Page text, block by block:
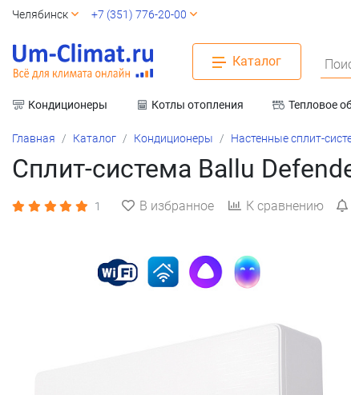
Кондиционеры Котлы отопления Тепловое
Каталог
Челябинск +7 (351) 776-20-00
Главная Каталог Кондиционеры Настенные сплит-
Сплит-система Ballu
1 В избранное К сравнению